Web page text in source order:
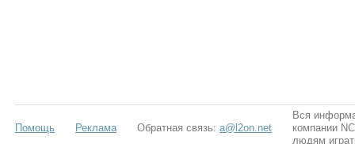
Помощь Реклама Обратная связь: a@l2on.net
Вся
компании
людям